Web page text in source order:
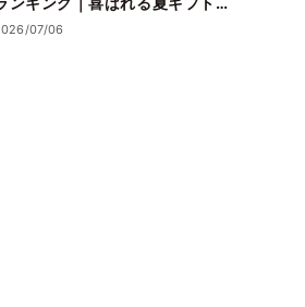
び方も紹介
07/06